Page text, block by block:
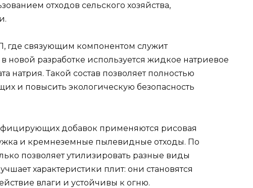
отходов сельского хозяйства,
где связующим компонентом служит
разработке используется жидкое натриевое
натрия. Такой состав позволяет полностью
и повысить экологическую безопасность
добавок применяются рисовая
и кремнеземные пылевидные отходы. По
позволяет утилизировать разные виды
характеристики плит: они становятся
влаги и устойчивы к огню.